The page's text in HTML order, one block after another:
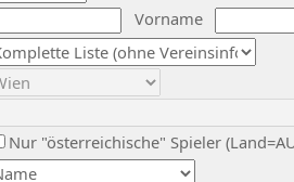
Vorname
Nur "österreichische" Spieler